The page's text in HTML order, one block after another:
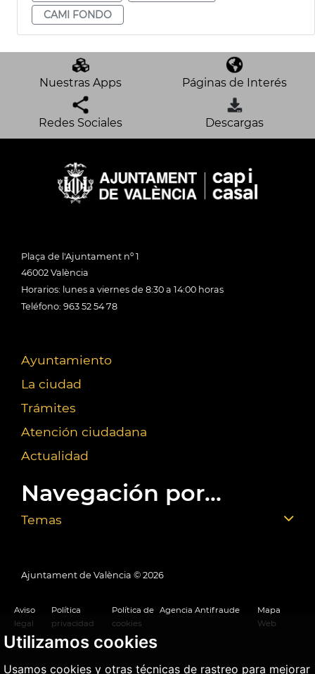
Utilizamos cookies
Usamos cookies y otras técnicas de rastreo para mejorar
CAMI FONDO
Nuestras Apps Páginas de Interés
Redes Sociales Descargas
Plaça de l'Ajuntament nº 1
46002 València
Horarios: lunes a viernes de 8:30 a 14:00 horas
Teléfono: 963 52 54 78
Ayuntamiento
La ciudad
Trámites
Atención ciudadana
Actualidad
Navegación por...
Temas
Ajuntament de València © 2026
Aviso
legal
Política
privacidad
Política de
cookies
Agencia Antifraude
Mapa
Web